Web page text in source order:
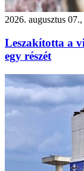
2026. augusztus
Leszakította a
egy részét